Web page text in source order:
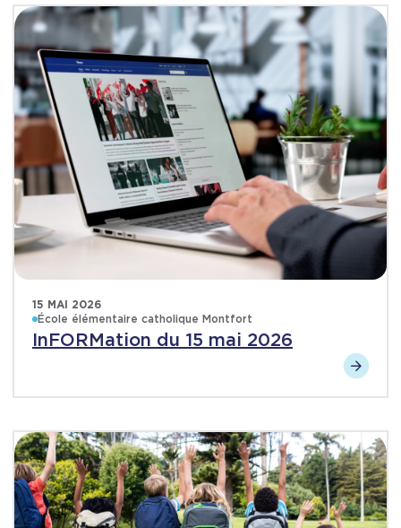
15 MAI 2026
École élémentaire catholique Montfort
InFORMation du 15 mai 2026